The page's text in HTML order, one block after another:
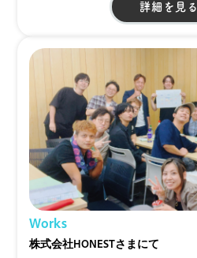
詳細を見る
Works
株式会社HONESTさまにて